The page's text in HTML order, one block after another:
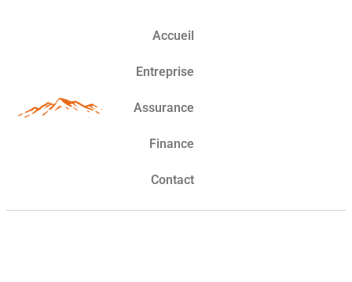
Accueil
Entreprise
Assurance
Finance
Contact